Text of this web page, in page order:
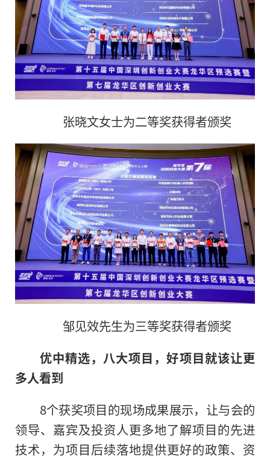
张晓文女士为二等奖获得者颁奖
邹见效先生为三等奖获得者颁奖
优中精选，八大项目，好项目就该让更
多人看到
8个获奖项目的现场成果展示，让与会的
领导、嘉宾及投资人更多地了解项目的先进
技术，为项目后续落地提供更好的政策、资